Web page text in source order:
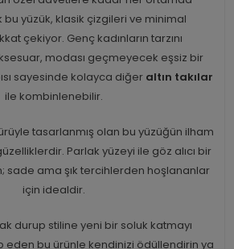
bu yüzük, klasik çizgileri ve minimal
çekiyor. Genç kadınların tarzını
modası geçmeyecek eşsiz bir
sayesinde kolayca diğer altın takılar
ile kombinlenebilir.
tasarlanmış olan bu yüzüğün ilham
Parlak yüzeyi ile göz alıcı bir
sade ama şık tercihlerden hoşlananlar
için idealdir.
durup stiline yeni bir soluk katmayı
bu ürünle kendinizi ödüllendirin ya